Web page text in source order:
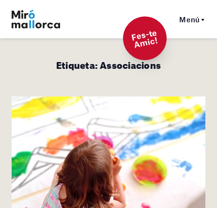
Menú
F
es-t
e
A
mi
c!
Etiqueta:Associacions